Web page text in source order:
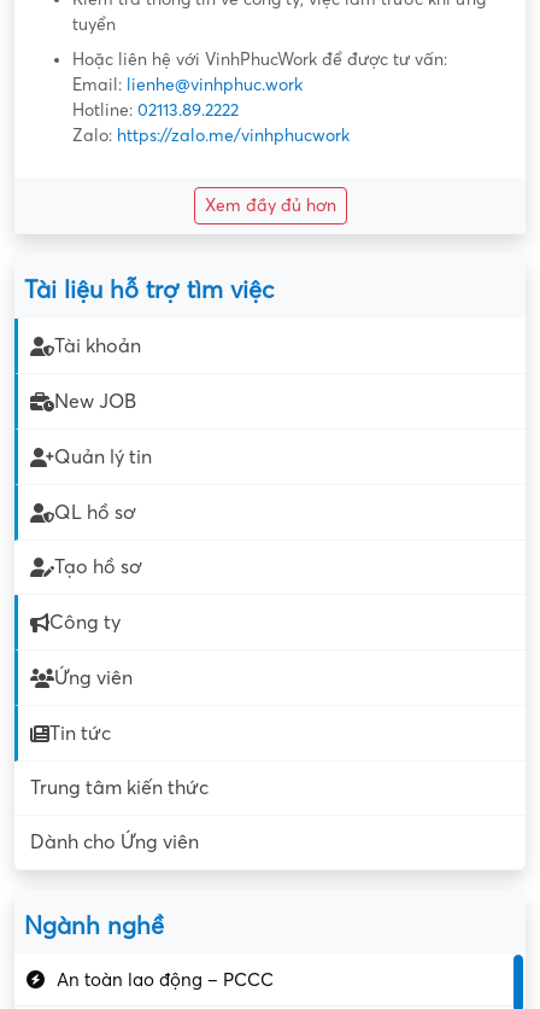
tuyển
Hoặc liên hệ với VinhPhucWork để được tư vấn:
Email: lienhe@vinhphuc.work
Hotline: 02113.89.2222
Zalo: https://zalo.me/vinhphucwork
Xem đầy đủ hơn
Tài liệu hỗ trợ tìm việc
Tài khoản
New JOB
Quản lý tin
QL hồ sơ
Tạo hồ sơ
Công ty
Ứng viên
Tin tức
Trung tâm kiến thức
Dành cho Ứng viên
Ngành nghề
An toàn lao động – PCCC